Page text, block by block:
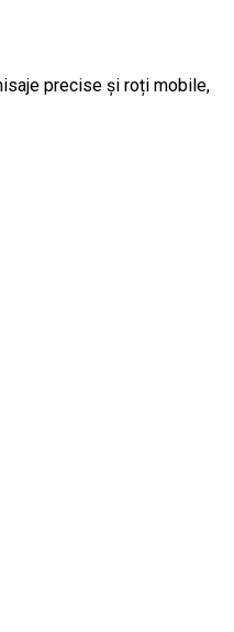
precise și roți mobile,